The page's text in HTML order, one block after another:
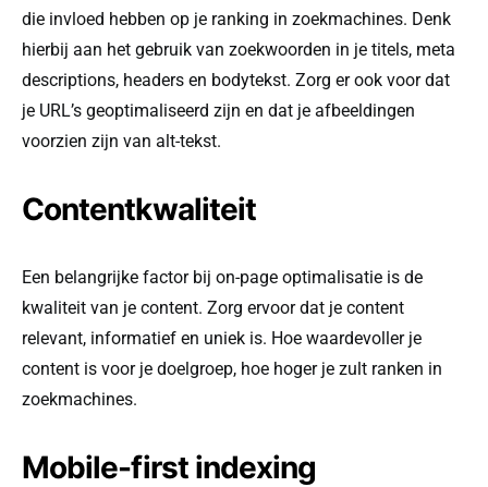
die invloed hebben op je ranking in zoekmachines. Denk
hierbij aan het gebruik van zoekwoorden in je titels, meta
descriptions, headers en bodytekst. Zorg er ook voor dat
je URL’s geoptimaliseerd zijn en dat je afbeeldingen
voorzien zijn van alt-tekst.
Contentkwaliteit
Een belangrijke factor bij on-page optimalisatie is de
kwaliteit van je content. Zorg ervoor dat je content
relevant, informatief en uniek is. Hoe waardevoller je
content is voor je doelgroep, hoe hoger je zult ranken in
zoekmachines.
Mobile-first indexing